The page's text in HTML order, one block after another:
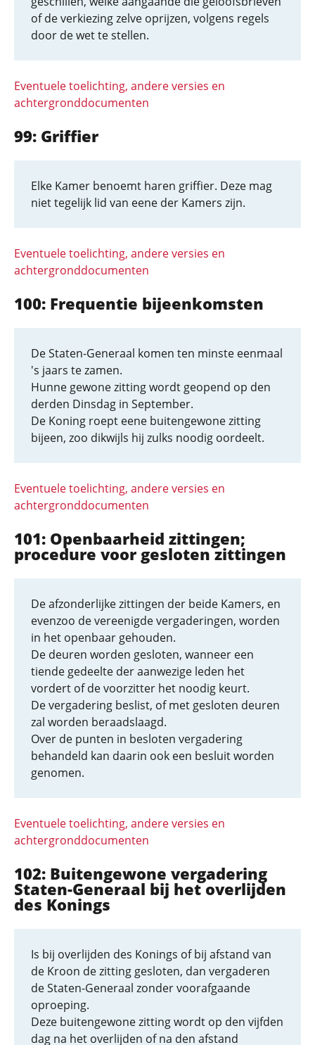
of de verkiezing zelve oprijzen, volgens regels
door de wet te stellen.
Eventuele toelichting, andere versies en
achtergronddocumenten
99: Griffier
Elke Kamer benoemt haren griffier. Deze mag
niet tegelijk lid van eene der Kamers zijn.
Eventuele toelichting, andere versies en
achtergronddocumenten
100: Frequentie bijeenkomsten
De Staten-Generaal komen ten minste eenmaal
's jaars te zamen.
Hunne gewone zitting wordt geopend op den
derden Dinsdag in September.
De Koning roept eene buitengewone zitting
bijeen, zoo dikwijls hij zulks noodig oordeelt.
Eventuele toelichting, andere versies en
achtergronddocumenten
101: Openbaarheid zittingen;
procedure voor gesloten zittingen
De afzonderlijke zittingen der beide Kamers, en
evenzoo de vereenigde vergaderingen, worden
in het openbaar gehouden.
De deuren worden gesloten, wanneer een
tiende gedeelte der aanwezige leden het
vordert of de voorzitter het noodig keurt.
De vergadering beslist, of met gesloten deuren
zal worden beraadslaagd.
Over de punten in besloten vergadering
behandeld kan daarin ook een besluit worden
genomen.
Eventuele toelichting, andere versies en
achtergronddocumenten
102: Buitengewone vergadering
Staten-Generaal bij het overlijden
des Konings
Is bij overlijden des Konings of bij afstand van
de Kroon de zitting gesloten, dan vergaderen
de Staten-Generaal zonder voorafgaande
oproeping.
Deze buitengewone zitting wordt op den vijfden
dag na het overlijden of na den afstand